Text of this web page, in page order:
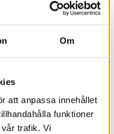
Om
att anpassa innehållet
funktioner
trafik. Vi